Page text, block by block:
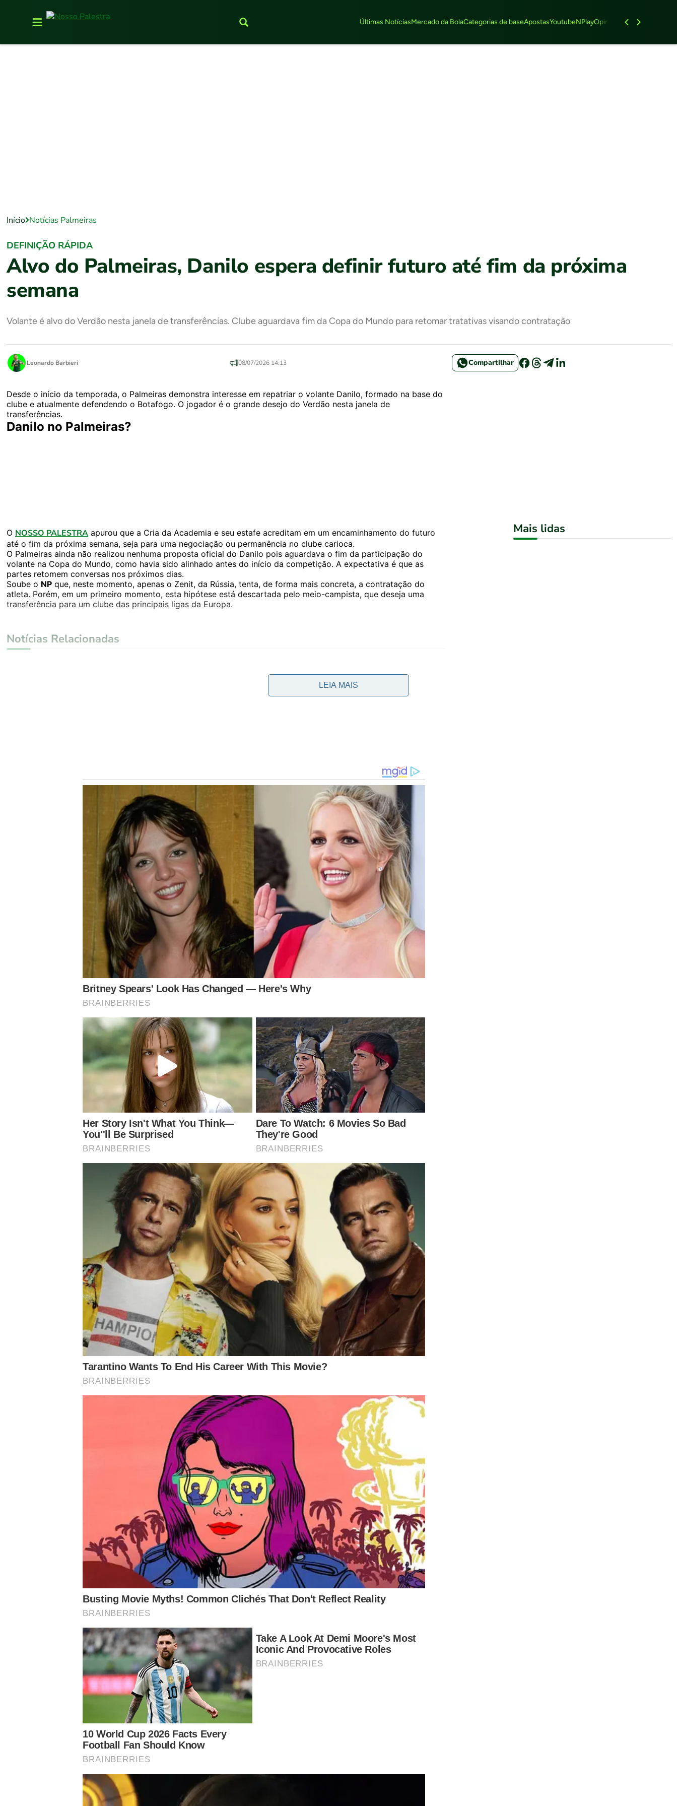
Últimas NotíciasMercado da BolaCategorias de baseApostasYoutubeNPlayOpinião Feminino
Início Notícias Palmeiras
DEFINIÇÃO RÁPIDA
Alvo do Palmeiras, Danilo espera definir futuro até fim da próxima
semana
Volante é alvo do Verdão nesta janela de transferências. Clube aguardava fim da Copa do Mundo para retomar tratativas visando contratação
Leonardo Barbieri 08/07/2026 14:13 Compartilhar
Desde o início da temporada, o Palmeiras demonstra interesse em repatriar o volante Danilo, formado na base do
clube e atualmente defendendo o Botafogo. O jogador é o grande desejo do Verdão nesta janela de
transferências.
Danilo no Palmeiras?
O NOSSO PALESTRA apurou que a Cria da Academia e seu estafe acreditam em um encaminhamento do futuro
até o fim da próxima semana, seja para uma negociação ou permanência no clube carioca.
O Palmeiras ainda não realizou nenhuma proposta oficial do Danilo pois aguardava o fim da participação do
volante na Copa do Mundo, como havia sido alinhado antes do início da competição. A expectativa é que as
partes retomem conversas nos próximos dias.
Soube o NP que, neste momento, apenas o Zenit, da Rússia, tenta, de forma mais concreta, a contratação do
atleta. Porém, em um primeiro momento, esta hipótese está descartada pelo meio-campista, que deseja uma
transferência para um clube das principais ligas da Europa.
Notícias Relacionadas
com o Palmeiras, principalmente por conta de questões financeiras e necessidade de uma grande venda para
equalizar o caixa do clube.
Expectativa no Verdão
No entendimento da diretoria de futebol do Verdão, a
seria fundamental para o avanço ou não das
tratativas com a Cria da Academia após a competição.
Danilo atuou em quatro jogos e somou apenas 44 minutos no torneio. Por conta dessa pouca participação, a
expectativa internamente no Palmeiras aumentou já que um possível protagonismo do jovem dificultaria
Conheça o canal do Nosso Palestra no Youtube
Siga o Nosso Palestra nas redes sociais
Mais lidas
LEIA MAIS